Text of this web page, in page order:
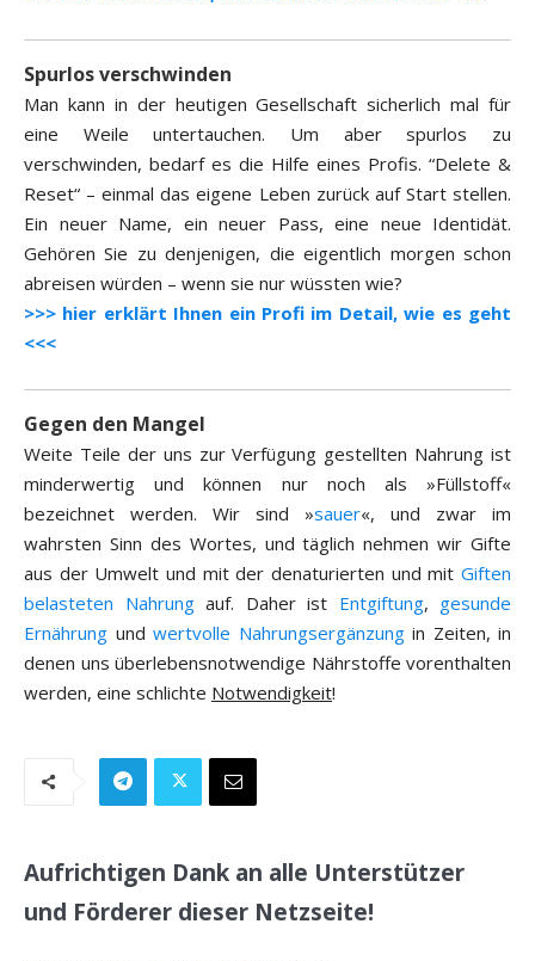
Spurlos verschwinden
Man kann in der heutigen Gesellschaft sicherlich mal für
eine Weile untertauchen. Um aber spurlos zu
verschwinden, bedarf es die Hilfe eines Profis. “Delete &
Reset“ – einmal das eigene Leben zurück auf Start stellen.
Ein neuer Name, ein neuer Pass, eine neue Identidät.
Gehören Sie zu denjenigen, die eigentlich morgen schon
abreisen würden – wenn sie nur wüssten wie?
>>> hier erklärt Ihnen ein Profi im Detail, wie es geht
<<<
Gegen den Mangel
Weite Teile der uns zur Verfügung gestellten Nahrung ist
minderwertig und können nur noch als »Füllstoff«
bezeichnet werden. Wir sind »sauer«, und zwar im
wahrsten Sinn des Wortes, und täglich nehmen wir Gifte
aus der Umwelt und mit der denaturierten und mit Giften
belasteten Nahrungauf. Daher ist Entgiftung, gesunde
Ernährung und wertvolle Nahrungsergänzungin Zeiten, in
denen uns überlebensnotwendige Nährstoffe vorenthalten
werden, eine schlichte Notwendigkeit!
Aufrichtigen Dank an alle Unterstützer
und Förderer dieser Netzseite!